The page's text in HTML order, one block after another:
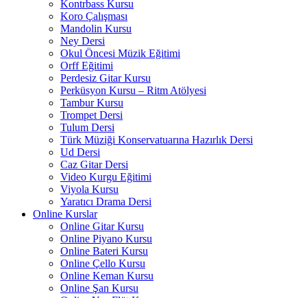
Kontrbass Kursu
Koro Çalışması
Mandolin Kursu
Ney Dersi
Okul Öncesi Müzik Eğitimi
Orff Eğitimi
Perdesiz Gitar Kursu
Perküsyon Kursu – Ritm Atölyesi
Tambur Kursu
Trompet Dersi
Tulum Dersi
Türk Müziği Konservatuarına Hazırlık Dersi
Ud Dersi
Caz Gitar Dersi
Video Kurgu Eğitimi
Viyola Kursu
Yaratıcı Drama Dersi
Online Kurslar
Online Gitar Kursu
Online Piyano Kursu
Online Bateri Kursu
Online Çello Kursu
Online Keman Kursu
Online Şan Kursu